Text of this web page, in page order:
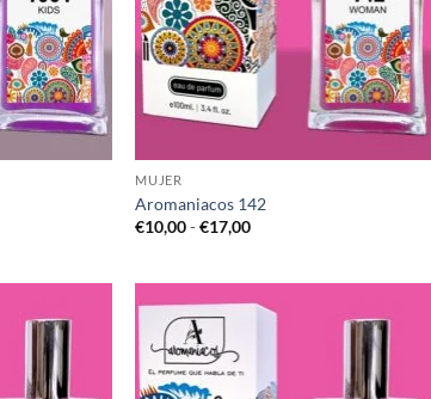
MUJER
Aromaniacos 142
€10,00 - €17,00Rango
hasta